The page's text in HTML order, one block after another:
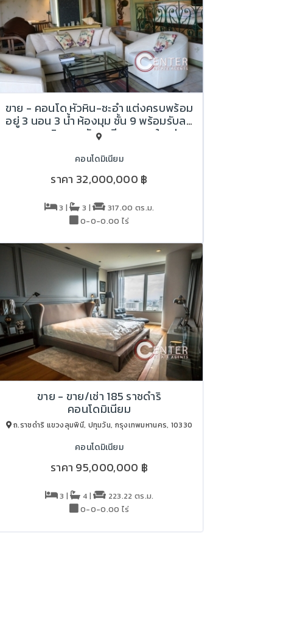
ขาย - คอนโด หัวหิน-ชะอำ แต่งครบพร้อม
อยู่ 3 นอน 3 น้ำ ห้องมุม ชั้น 9 พร้อมรับลม
และชมวิวทะเลกับระเบียงขนาดใหญ่
คอนโดมิเนียม
ราคา 32,000,000 ฿
3 | 3 |
317.00 ตร.ม.
0-0-0.00 ไร่
ขาย - ขาย/เช่า 185 ราชดำริ
คอนโดมิเนียม
ถ.ราชดำริ แขวงลุมพินี, ปทุมวัน, กรุงเทพมหานคร, 10330
คอนโดมิเนียม
ราคา 95,000,000 ฿
3 | 4 |
223.22 ตร.ม.
0-0-0.00 ไร่